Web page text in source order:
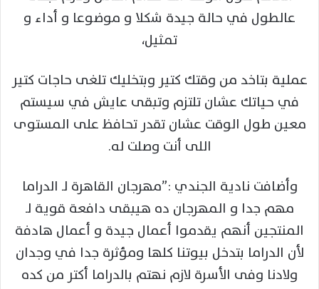
عالطول في حالة جيدة شكلا و موضوعا و أداء و
تمثيل،
عملية بتاخد من وقتك كتير وبتخليك تلغى حاجات كتير
في حياتك عشان تلتزم وتبقى عايش في سيستم
معين طول الوقت عشان تقدر تحافظ على المستوى
اللى أنت وصلت له.
وأضافت نادية الجندي :”مهرجان القاهرة لـ الدراما
مهم جدا و المهرجان ده هيبقى دافعة قوية لـ
المنتجين أنهم يقدموا أعمال جيدة و أعمال هادفة
لأن الدراما بتدخل بيوتنا كلها ومؤثرة جدا في وجدان
ولادنا وفى الأسرة لازم نهتم بالدراما أكتر من كده